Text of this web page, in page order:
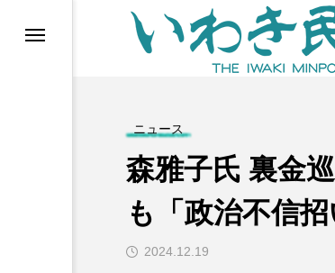
ニュース
森雅子氏 裏金
も「政治不信
2024.12.19